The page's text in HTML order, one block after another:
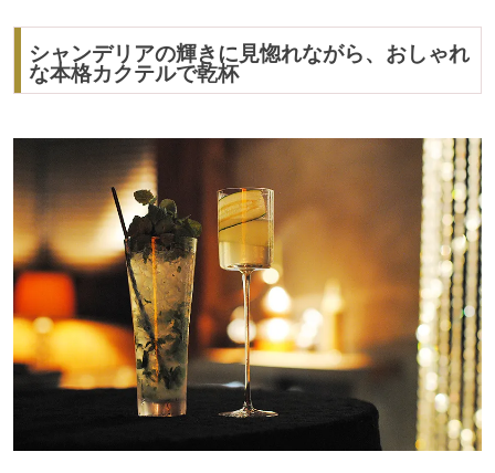
シャンデリアの輝きに見惚れながら、おしゃれ
な本格カクテルで乾杯